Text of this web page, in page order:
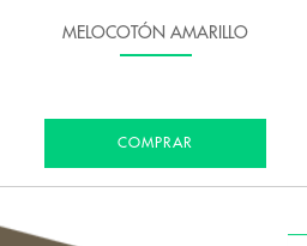
MELOCOTÓN AMARILLO
COMPRAR